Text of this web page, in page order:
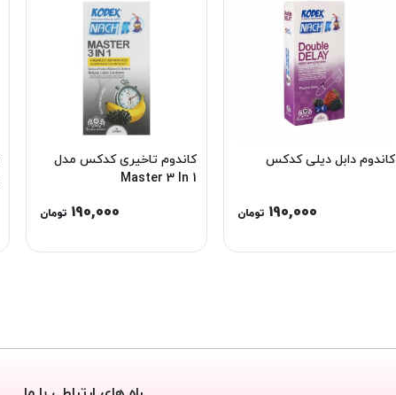
کاندوم دابل دیلی کدکس
190,000 تومان
کاندوم تاخیری کدکس مدل
Master 3 In 1
190,000 تومان